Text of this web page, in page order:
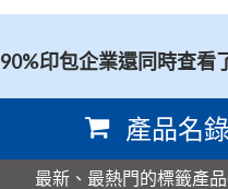
90%印包企業還同時查看
產品名錄
最新、最熱門的標籤產